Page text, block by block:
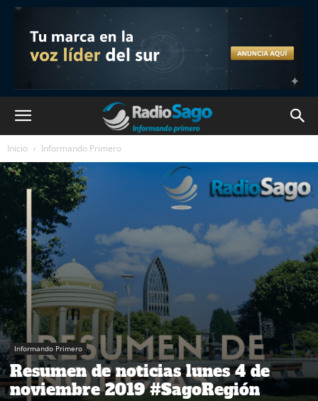
Inicio Informando Primero
Informando Primero
Resumen de noticias lunes 4 de
noviembre 2019 #SagoRegión